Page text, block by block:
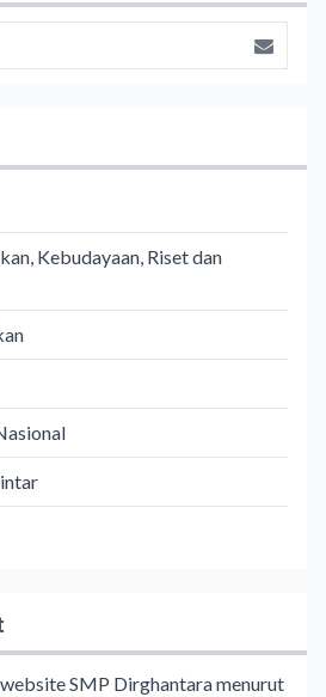
Kebudayaan, Riset dan
SMP Dirghantara menurut